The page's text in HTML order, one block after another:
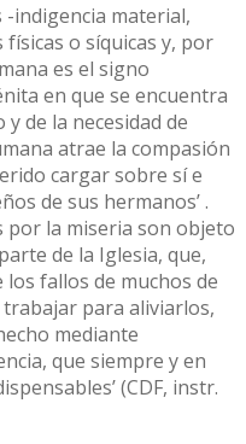
-indigencia material,
o síquicas y, por
es el signo
en que se encuentra
de la necesidad de
atrae la compasión
cargar sobre sí e
de sus hermanos’ .
la miseria son objeto
de la Iglesia, que,
fallos de muchos de
para aliviarlos,
mediante
que siempre y en
(CDF, instr.